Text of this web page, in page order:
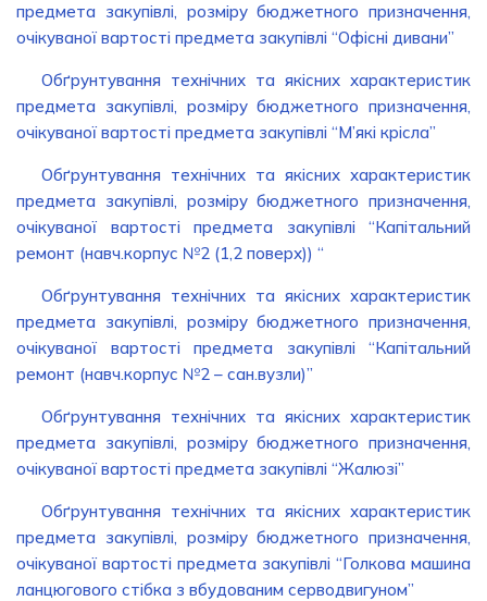
предмета закупівлі, розміру бюджетного призначення,
очікуваної вартості предмета закупівлі “Офісні дивани”
Обґрунтування технічних та якісних характеристик
предмета закупівлі, розміру бюджетного призначення,
очікуваної вартості предмета закупівлі “М’які крісла”
Обґрунтування технічних та якісних характеристик
предмета закупівлі, розміру бюджетного призначення,
очікуваної вартості предмета закупівлі “Капітальний
ремонт (навч.корпус №2 (1,2 поверх)) “
Обґрунтування технічних та якісних характеристик
предмета закупівлі, розміру бюджетного призначення,
очікуваної вартості предмета закупівлі “Капітальний
ремонт (навч.корпус №2 – сан.вузли)”
Обґрунтування технічних та якісних характеристик
предмета закупівлі, розміру бюджетного призначення,
очікуваної вартості предмета закупівлі “Жалюзі”
Обґрунтування технічних та якісних характеристик
предмета закупівлі, розміру бюджетного призначення,
очікуваної вартості предмета закупівлі “Голкова машина
ланцюгового стібка з вбудованим серводвигуном”